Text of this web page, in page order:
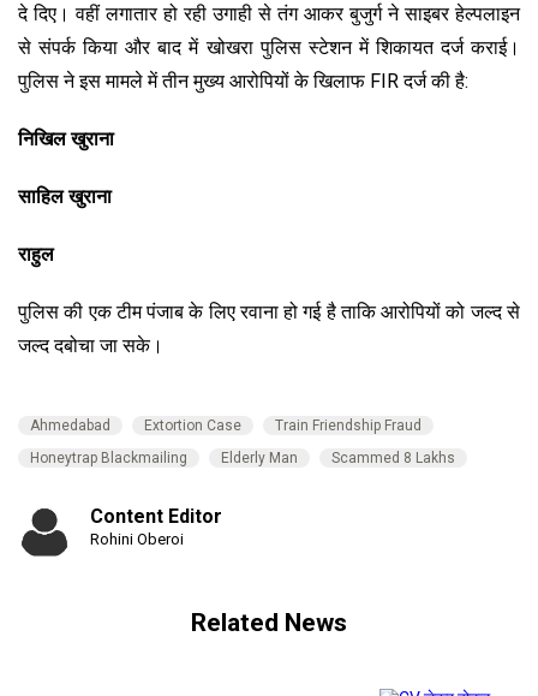
दे दिए। वहीं लगातार हो रही उगाही से तंग आकर बुजुर्ग ने साइबर हेल्पलाइन
से संपर्क किया और बाद में खोखरा पुलिस स्टेशन में शिकायत दर्ज कराई।
पुलिस ने इस मामले में तीन मुख्य आरोपियों के खिलाफ FIR दर्ज की है:
निखिल खुराना
साहिल खुराना
राहुल
पुलिस की एक टीम पंजाब के लिए रवाना हो गई है ताकि आरोपियों को जल्द से
जल्द दबोचा जा सके।
Ahmedabad Extortion Case
Train Friendship Fraud
Honeytrap Blackmailing
Elderly Man Scammed 8 Lakhs
Content Editor
Rohini Oberoi
Related News